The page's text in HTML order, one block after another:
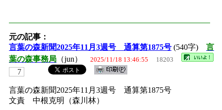
元の記事：
言葉の森新聞2025年11月3週号 通算第1875号 (540字) 言
葉の森事務局 （jun） 2025/11/18 13:46:55 18203
7
言葉の森新聞2025年11月3週号 通算第1875号
文責 中根克明（森川林）